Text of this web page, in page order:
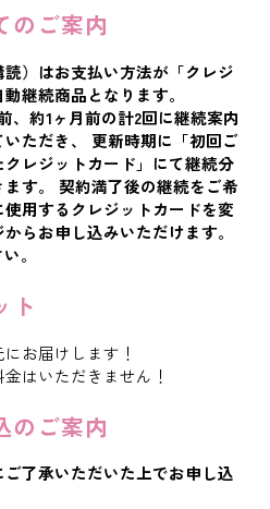
のご案内
）はお支払い方法が「クレジ
継続商品となります。
、約1ヶ月前の計2回に継続案内
ただき、 更新時期に「初回ご
レジットカード」にて継続分
す。 契約満了後の継続をご希
用するクレジットカードを変
らお申し込みいただけます。
。
ト
お届けします！
はいただきません！
ご案内
ご了承いただいた上でお申し込